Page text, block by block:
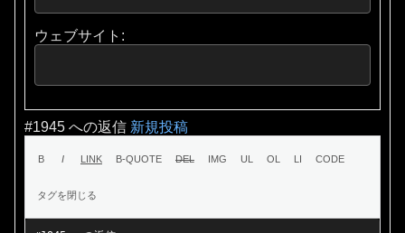
ウェブサイト:
#1945 への返信 新規投稿